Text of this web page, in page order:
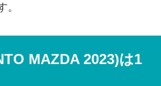
。
MAZDA 2023)は1